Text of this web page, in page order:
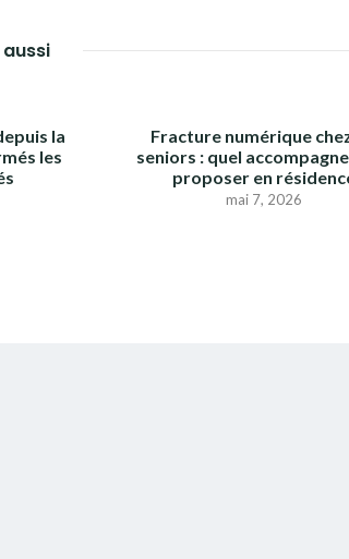
la
les
Fracture numérique
seniors : quel
proposer en
mai 7, 2026